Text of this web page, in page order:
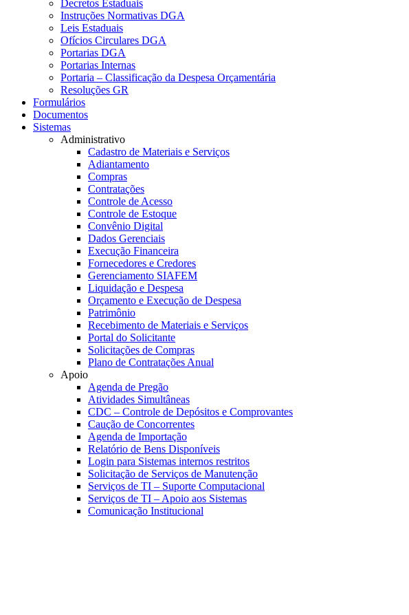
Decretos Estaduais
Instruções Normativas DGA
Leis Estaduais
Ofícios Circulares DGA
Portarias DGA
Portarias Internas
Portaria – Classificação da Despesa Orçamentária
Resoluções GR
Formulários
Documentos
Sistemas
Administrativo
Cadastro de Materiais e Serviços
Adiantamento
Compras
Contratações
Controle de Acesso
Controle de Estoque
Convênio Digital
Dados Gerenciais
Execução Financeira
Fornecedores e Credores
Gerenciamento SIAFEM
Liquidação e Despesa
Orçamento e Execução de Despesa
Patrimônio
Recebimento de Materiais e Serviços
Portal do Solicitante
Solicitações de Compras
Plano de Contratações Anual
Apoio
Agenda de Pregão
Atividades Simultâneas
CDC – Controle de Depósitos e Comprovantes
Caução de Concorrentes
Agenda de Importação
Relatório de Bens Disponíveis
Login para Sistemas internos restritos
Solicitação de Serviços de Manutenção
Serviços de TI – Suporte Computacional
Serviços de TI – Apoio aos Sistemas
Comunicação Institucional